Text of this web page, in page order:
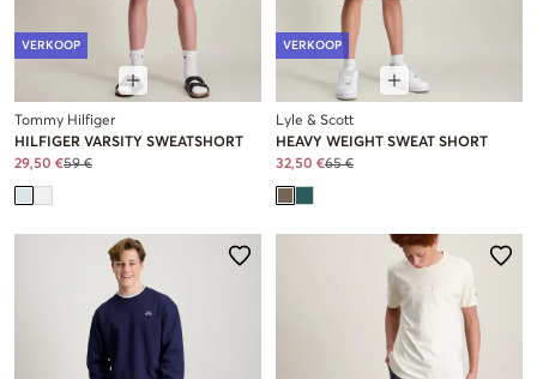
VERKOOP
Tommy Hilfiger
HILFIGER VARSITY SWEATSHORT
29,50 €59 €
VERKOOP
Lyle & Scott
HEAVY WEIGHT SWEAT SHORT
32,50 €65 €